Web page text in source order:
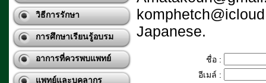
วิธีการรักษา
การศึกษาเรียนรู้อบรม
อาการที่ควรพบแพทย์
แพทย์และบุคลากร
Japanese.
ชื่อ :
อีเมล์ :